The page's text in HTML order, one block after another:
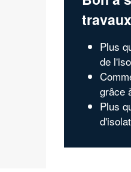
travaux
Plus
de
grâce
Plus